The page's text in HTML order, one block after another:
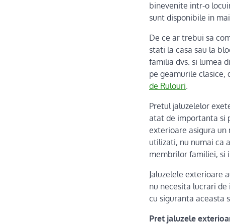
binevenite intr-o
sunt disponibile in
De ce ar trebui sa
stati la casa sau la
familia dvs. si lumea
pe geamurile clasice,
de Rulouri.
Pretul jaluzelelor
atat de importanta si
exterioare asigura
utilizati, nu numai ca
membrilor familiei, si
Jaluzelele exterioare
nu necesita lucrari
cu siguranta aceasta
Pret jaluzele